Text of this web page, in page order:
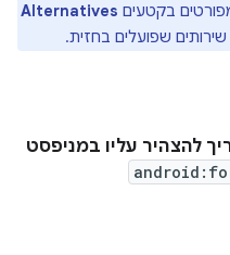
Alternatives
שפועלים בחזית.
להצהיר עליו במניפסט